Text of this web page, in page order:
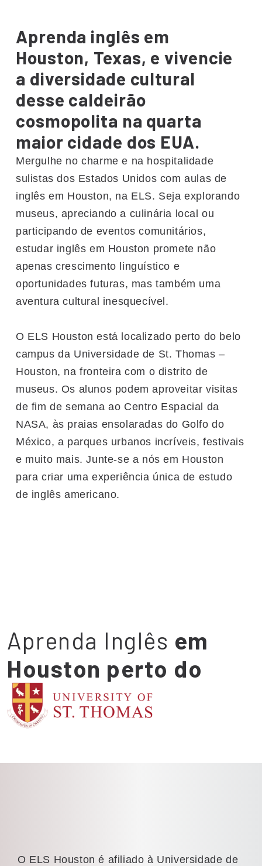
Aprenda inglês em
Houston, Texas, e vivencie
a diversidade cultural
desse caldeirão
cosmopolita na quarta
maior cidade dos EUA.
Mergulhe no charme e na hospitalidade
sulistas dos Estados Unidos com aulas de
inglês em Houston, na ELS. Seja explorando
museus, apreciando a culinária local ou
participando de eventos comunitários,
estudar inglês em Houston promete não
apenas crescimento linguístico e
oportunidades futuras, mas também uma
aventura cultural inesquecível.
O ELS Houston está localizado perto do belo
campus da Universidade de St. Thomas –
Houston, na fronteira com o distrito de
museus. Os alunos podem aproveitar visitas
de fim de semana ao Centro Espacial da
NASA, às praias ensolaradas do Golfo do
México, a parques urbanos incríveis, festivais
e muito mais. Junte-se a nós em Houston
para criar uma experiência única de estudo
de inglês americano.
Aprenda Inglês em
Houston perto do
O ELS Houston é afiliado à Universidade de